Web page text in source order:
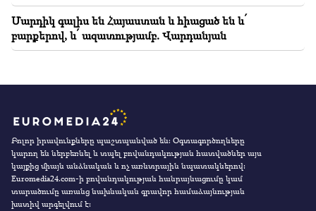
Մարդիկ գալիս են Հայաստան և հիացած են և՛
բարքերով, և՛ ազատությամբ. Վարդանյան
Բոլոր իրավունքները պաշտպանված են։ Օգտագործողները
կարող են ներբեռնել և տպել բովանդակության հատվածներ այս
կայքից միայն անձնական և ոչ առևտրային նպատակներով:
Euromedia24.com-ի բովանդակության հանրայնացումը կամ
տարածումը առանց նախնական գրավոր համաձայնության
խստիվ արգելվում է: